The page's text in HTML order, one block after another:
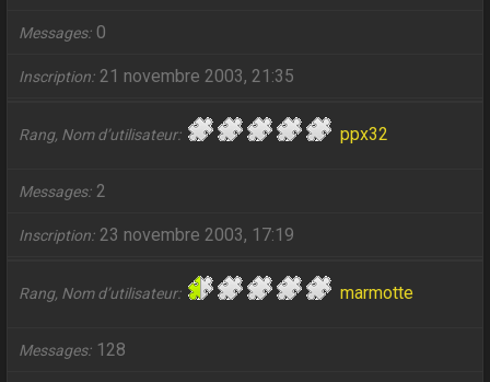
Messages 0
Inscription 21 novembre 2003, 21:35
Rang, Nom d’utilisateur ppx32
Messages 2
Inscription 23 novembre 2003, 17:19
Rang, Nom d’utilisateur marmotte
Messages 128